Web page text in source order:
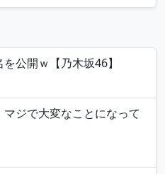
公開ｗ【乃木坂46】
マジで大変なことになって